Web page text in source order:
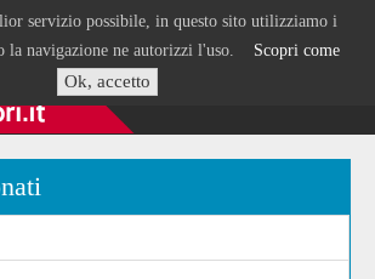
servizio possibile, in questo sito utilizziamo i
la navigazione ne autorizzi l'uso. Scopri come
Ok, accetto